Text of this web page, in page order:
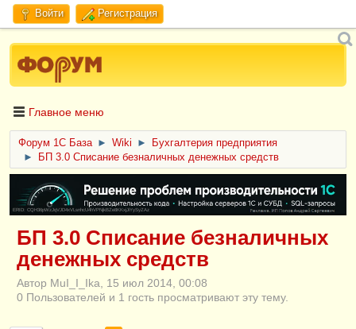
Войти Регистрация
Главное меню
Форум 1C База ► Wiki ►
Бухгалтерия предприятия
►
БП 3.0 Списание безналичных денежных средств
ERID: CQH36pWzJqVJD4xVLsnhcU4hVPNjkBZe8KKxjJiYySyZAz
БП 3.0 Списание безналичных
денежных средств
Автор MuI_I_Ika, 15 июл 2014, 00:08
0 Пользователей и 1 гость просматривают эту тему.